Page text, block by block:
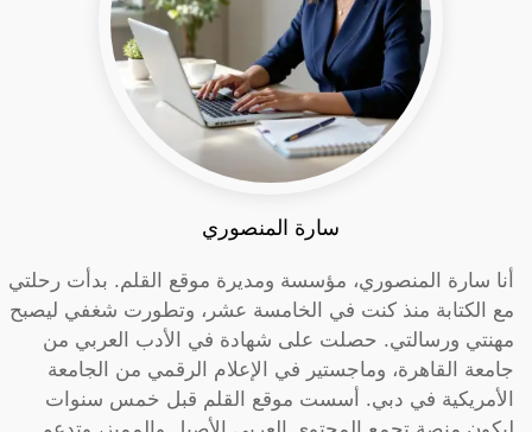
سارة المنصوري
أنا سارة المنصوري، مؤسسة ومديرة موقع القلم. بدأت رحلتي
مع الكتابة منذ كنت في الخامسة عشر، وتطورت شغفي ليصبح
مهنتي ورسالتي. حصلت على شهادة في الأدب العربي من
جامعة القاهرة، وماجستير في الإعلام الرقمي من الجامعة
الأمريكية في دبي. أسست موقع القلم قبل خمس سنوات